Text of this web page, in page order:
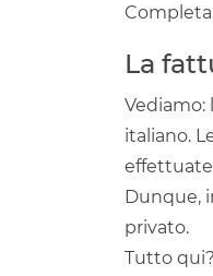
La
italiano.
effettuate
Dunque,
privato.
Tutto